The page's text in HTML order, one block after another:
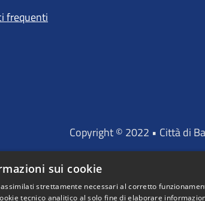
frequenti
Copyright © 2022 • Città di
sui cookie
strettamente necessari al corretto
tecnico analitico al solo fine di elaborare